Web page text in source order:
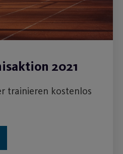
2021
trainieren kostenlos